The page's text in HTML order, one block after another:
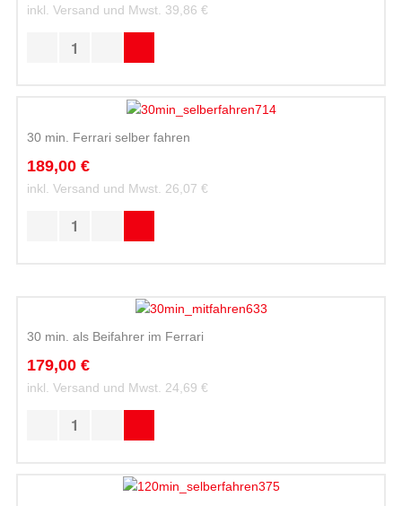
inkl. Versand und Mwst. 39,86 €
30 min. Ferrari selber fahren
189,00 €
inkl. Versand und Mwst. 26,07 €
30 min. als Beifahrer im Ferrari
179,00 €
inkl. Versand und Mwst. 24,69 €